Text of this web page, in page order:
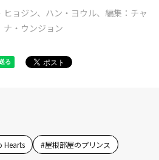
ョジン、ハン・ヨウル、編集：チャ
ナ・ウンジョン
Hearts #屋根部屋のプリンス